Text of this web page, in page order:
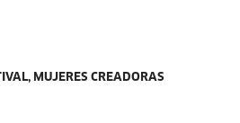
MUJERES CREADORAS